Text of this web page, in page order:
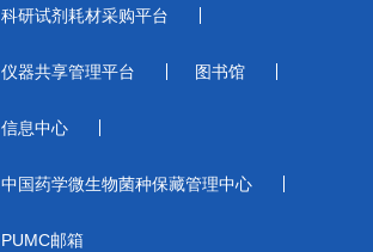
科研试剂耗材采购平台
仪器共享管理平台 图书馆
信息中心
中国药学微生物菌种保藏管理中心
PUMC邮箱